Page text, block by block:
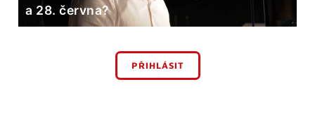
a 28. června?
PŘIHLÁSIT